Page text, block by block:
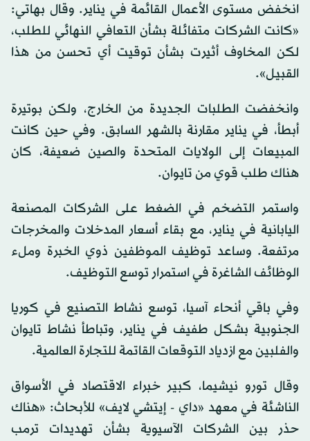
انخفض مستوى الأعمال القائمة في يناير. وقال بهاتي:
«كانت الشركات متفائلة بشأن التعافي النهائي للطلب،
لكن المخاوف أثيرت بشأن توقيت أي تحسن من هذا
القبيل».
وانخفضت الطلبات الجديدة من الخارج، ولكن بوتيرة
أبطأ، في يناير مقارنة بالشهر السابق. وفي حين كانت
المبيعات إلى الولايات المتحدة والصين ضعيفة، كان
هناك طلب قوي من تايوان.
واستمر التضخم في الضغط على الشركات المصنعة
اليابانية في يناير، مع بقاء أسعار المدخلات والمخرجات
مرتفعة. وساعد توظيف الموظفين ذوي الخبرة وملء
الوظائف الشاغرة في استمرار توسع التوظيف.
وفي باقي أنحاء آسيا، توسع نشاط التصنيع في كوريا
الجنوبية بشكل طفيف في يناير، وتباطأ نشاط تايوان
والفلبين مع ازدياد التوقعات القاتمة للتجارة العالمية.
وقال تورو نيشيما، كبير خبراء الاقتصاد في الأسواق
الناشئة في معهد «داي - إيتشي لايف» للأبحاث: «هناك
حذر بين الشركات الآسيوية بشأن تهديدات ترمب